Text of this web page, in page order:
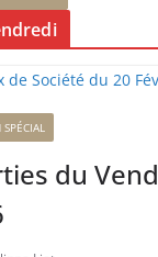
SPÉCIAL
du